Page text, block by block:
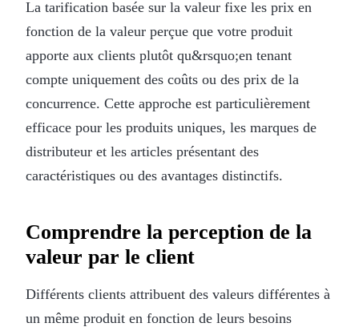
La tarification basée sur la valeur fixe les prix en
fonction de la valeur perçue que votre produit
apporte aux clients plutôt qu&rsquo;en tenant
compte uniquement des coûts ou des prix de la
concurrence. Cette approche est particulièrement
efficace pour les produits uniques, les marques de
distributeur et les articles présentant des
caractéristiques ou des avantages distinctifs.
Comprendre la perception de la
valeur par le client
Différents clients attribuent des valeurs différentes à
un même produit en fonction de leurs besoins